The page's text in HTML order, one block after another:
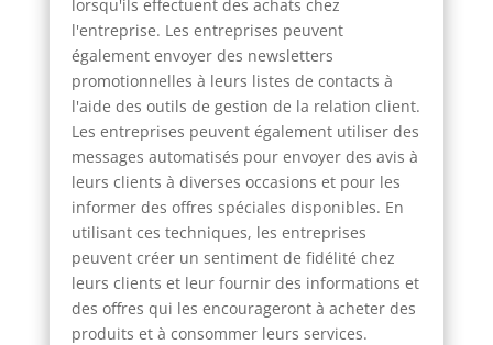
lorsqu'ils effectuent des achats chez
l'entreprise. Les entreprises peuvent
également envoyer des newsletters
promotionnelles à leurs listes de contacts à
l'aide des outils de gestion de la relation client.
Les entreprises peuvent également utiliser des
messages automatisés pour envoyer des avis à
leurs clients à diverses occasions et pour les
informer des offres spéciales disponibles. En
utilisant ces techniques, les entreprises
peuvent créer un sentiment de fidélité chez
leurs clients et leur fournir des informations et
des offres qui les encourageront à acheter des
produits et à consommer leurs services.